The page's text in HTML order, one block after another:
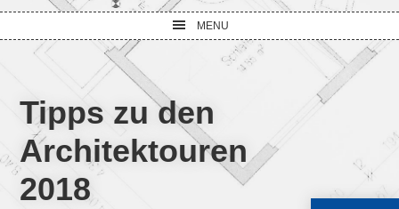
MENU
Tipps zu den
Architektouren
2018